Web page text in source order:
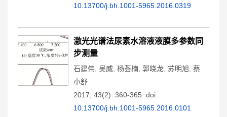
10.13700/j.bh.1001-5965.2016.0319
激光光谱法尿素水溶液液膜多参数同
步测量
石建伟 吴威 杨荟楠 郭晓龙 苏明旭 蔡
小舒
2017, 43(2): 360-365. doi:
10.13700/j.bh.1001-5965.2016.0101